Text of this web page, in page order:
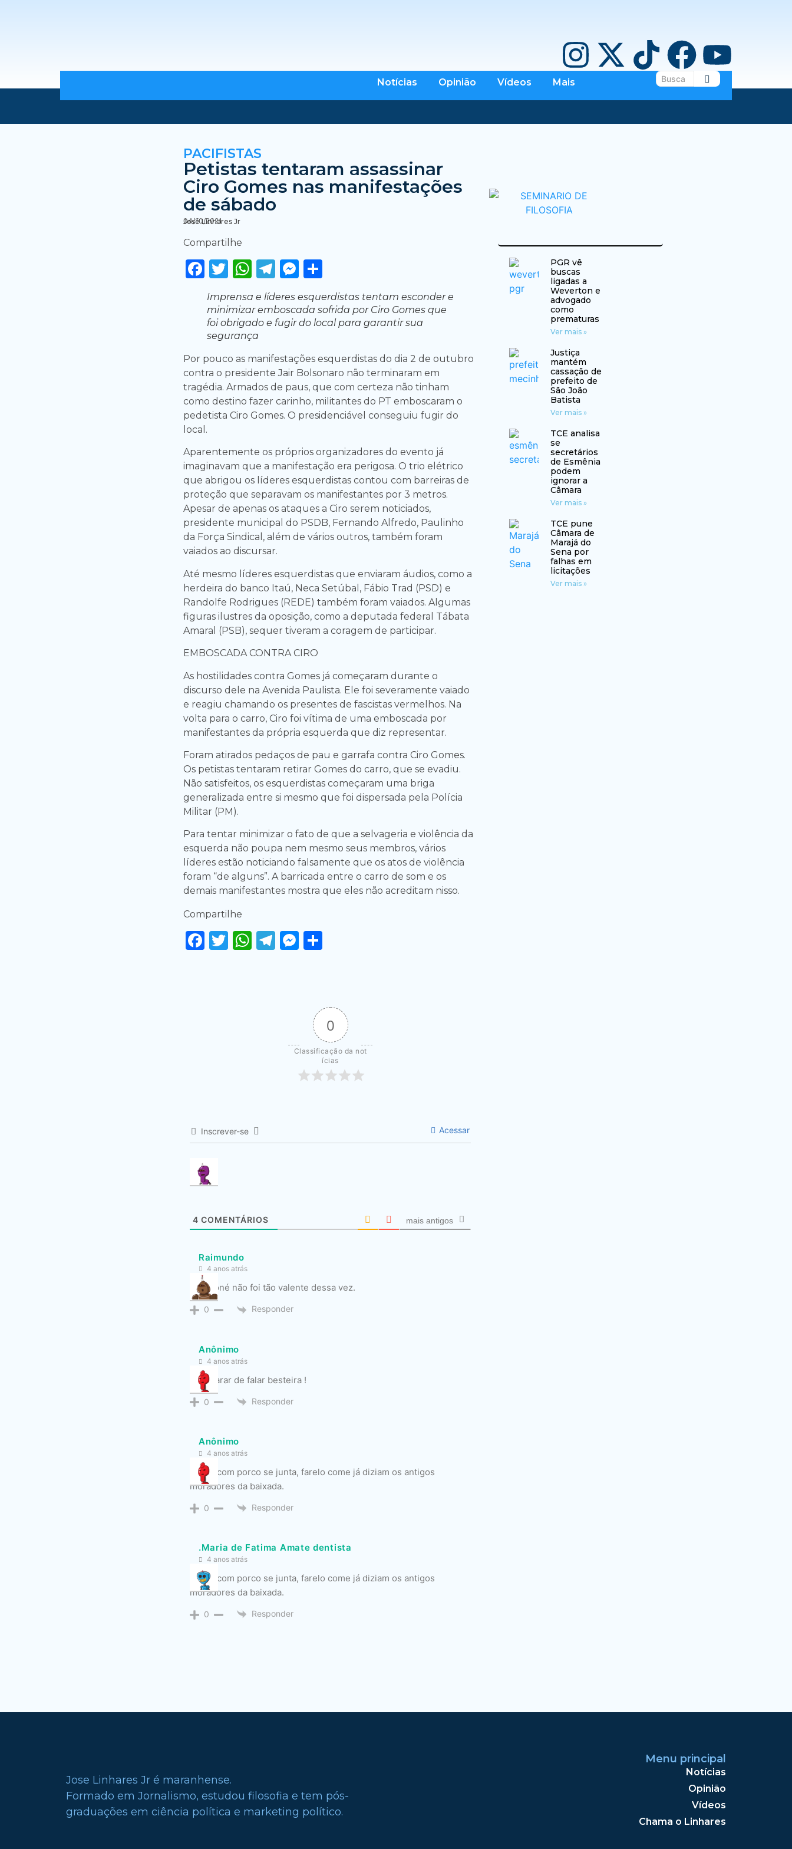
Notícias Opinião Vídeos Mais
PACIFISTAS
Petistas tentaram assassinar
Ciro Gomes nas manifestações
de sábado
José Linhares Jr
04/10/2021
Compartilhe
Facebook
Twitter
WhatsApp
Telegram
Messenger
Imprensa e líderes esquerdistas tentam esconder e
minimizar emboscada sofrida por Ciro Gomes que
foi obrigado e fugir do local para garantir sua
segurança
Por pouco as manifestações esquerdistas do dia 2 de outubro
contra o presidente Jair Bolsonaro não terminaram em
tragédia. Armados de paus, que com certeza não tinham
como destino fazer carinho, militantes do PT emboscaram o
pedetista Ciro Gomes. O presidenciável conseguiu fugir do
local.
Aparentemente os próprios organizadores do evento já
imaginavam que a manifestação era perigosa. O trio elétrico
que abrigou os líderes esquerdistas contou com barreiras de
proteção que separavam os manifestantes por 3 metros.
Apesar de apenas os ataques a Ciro serem noticiados,
presidente municipal do PSDB, Fernando Alfredo, Paulinho
da Força Sindical, além de vários outros, também foram
vaiados ao discursar.
Até mesmo líderes esquerdistas que enviaram áudios, como a
herdeira do banco Itaú, Neca Setúbal, Fábio Trad (PSD) e
Randolfe Rodrigues (REDE) também foram vaiados. Algumas
figuras ilustres da oposição, como a deputada federal Tábata
Amaral (PSB), sequer tiveram a coragem de participar.
EMBOSCADA CONTRA CIRO
As hostilidades contra Gomes já começaram durante o
discurso dele na Avenida Paulista. Ele foi severamente vaiado
e reagiu chamando os presentes de fascistas vermelhos. Na
volta para o carro, Ciro foi vítima de uma emboscada por
manifestantes da própria esquerda que diz representar.
Foram atirados pedaços de pau e garrafa contra Ciro Gomes.
Os petistas tentaram retirar Gomes do carro, que se evadiu.
Não satisfeitos, os esquerdistas começaram uma briga
generalizada entre si mesmo que foi dispersada pela Polícia
Militar (PM).
Para tentar minimizar o fato de que a selvageria e violência da
esquerda não poupa nem mesmo seus membros, vários
líderes estão noticiando falsamente que os atos de violência
foram “de alguns”. A barricada entre o carro de som e os
demais manifestantes mostra que eles não acreditam nisso.
Compartilhe
Facebook
Twitter
WhatsApp
Telegram
Messenger
0
Classificação da not
ícias
Inscrever-se Acessar
4 COMENTÁRIOS mais antigos
Raimundo
4 anos atrás
O Coroné não foi tão valente dessa vez.
0 Responder
Anônimo
4 anos atrás
É só parar de falar besteira !
0 Responder
Anônimo
4 anos atrás
Quem com porco se junta, farelo come já diziam os antigos
moradores da baixada.
0 Responder
.Maria de Fatima Amate dentista
4 anos atrás
Quem com porco se junta, farelo come já diziam os antigos
moradores da baixada.
0 Responder
PGR vê
buscas
ligadas a
Weverton e
advogado
como
prematuras
Ver mais »
Justiça
mantém
cassação de
prefeito de
São João
Batista
Ver mais »
TCE analisa
se
secretários
de Esmênia
podem
ignorar a
Câmara
Ver mais »
TCE pune
Câmara de
Marajá do
Sena por
falhas em
licitações
Ver mais »
Jose Linhares Jr é maranhense.
Formado em Jornalismo, estudou filosofia e tem pós-
graduações em ciência política e marketing político.
Menu principal
Notícias
Opinião
Vídeos
Chama o Linhares